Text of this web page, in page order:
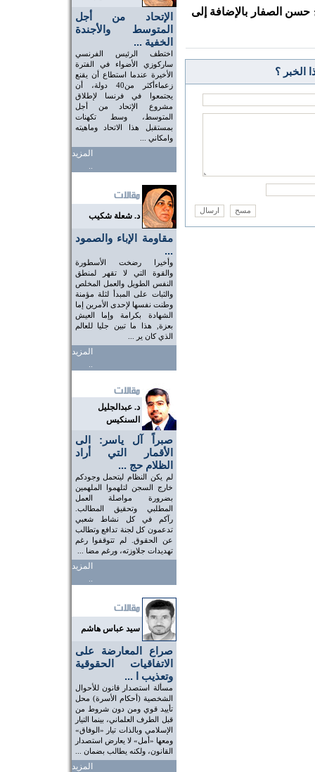
الإتحاد من أجل
المتوسط والأجندة
الخفية ...
اختطف الرئيس الفرنسي
ساركوزي الأضواء في الفترة
الأخيرة عندما استطاع أن يقنع
زعماءأكثر من40 دولة، أن
يجتمعوا في فرنسا لإطلاق
مشروع الإتحاد من أجل
المتوسط، وسط تكهنات
بمستقبل هذا الاتحاد وماهيته
وامكاني ...
المزيد
..
د. شعلة شكيب
مقاومة الإباء والصمود
...
وأخيرا رضخت الأسطورة
والقوة التي لا تقهر لمنطق
النفس الطويل والعمل المخلص
والثبات على المبدأ لثلة مؤمنة
وطنت نفسها لإحدى الأمرين إما
الشهادة بكرامة وإما العيش
بعزة, هذا ما تبين جليا للعالم
الذي كان ير ...
المزيد
..
د. عبدالجليل
السنكيس
صبراً آل ياسر: الى
الأقمار التي أراد
الظلام حج ...
لم يكن النظام ليتحمل وجودكم
خارج السجن لتلهموا الملهمين
بضرورة مواصلة العمل
المطلبي وتحقيق المطالب.
رآكم في كل نشاط شعبي
تدعمون كل لجنة تدافع وتطالب
عن الحقوق. لم تتوقفوا رغم
تهديدات جلاوزته، ورغم مضا ...
المزيد
..
سيد عباس هاشم
صراع المعارضة على
الاتفاقيات الحقوقية
وتعذيب ا ...
مسألة استصدار قانون للأحوال
الشخصية (أحكام الأسرة) محل
تأييد قوي ومن دون شروط من
قبل الطرف العلماني، بينما التيار
الإسلامي وبالذات تيار «الوفاق»
ومعها «أمل» لا يعارض استصدار
القانون، ولكنه يطالب بضمان ...
المزيد
الصفار بالإضافة إلى
الخبر ؟